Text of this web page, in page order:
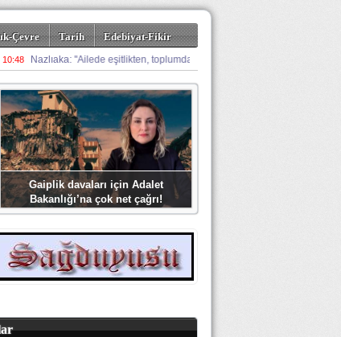
Çevre Tarih
Edebiyat-Fikir
Gaiplik davaları için Adalet
Bakanlığı’na çok net çağrı!